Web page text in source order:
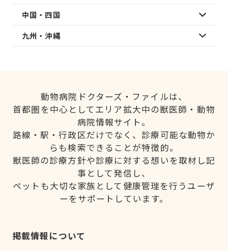
中国・四国
九州・沖縄
動物病院ドクターズ・ファイルは、
首都圏を中心としてエリア拡大中の獣医師・動物
病院情報サイト。
路線・駅・行政区だけでなく、診療可能な動物か
らも検索できることが特徴的。
獣医師の診療方針や診療に対する想いを取材し記
事として発信し、
ペットも大切な家族として健康管理を行うユーザ
ーをサポートしています。
掲載情報について